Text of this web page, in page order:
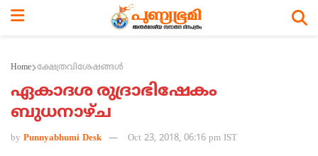
Home ക്ഷേത്രവിശേഷങ്ങള്‍
ഏകാദശ രുദ്രാഭിഷേകം
ബുധനാഴ്ച
by Punnyabhumi Desk Oct 23, 2018, 06:16 pm IST